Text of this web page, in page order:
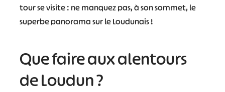
tour se visite : ne manquez pas, à son sommet, le
superbe panorama sur le Loudunais !
Que faire aux alentours
de Loudun ?